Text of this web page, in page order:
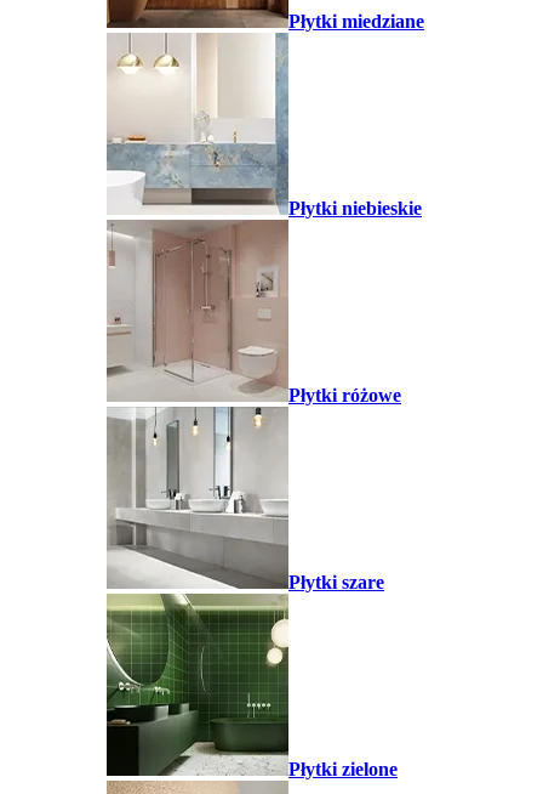
Płytki miedziane
Płytki niebieskie
Płytki różowe
Płytki szare
Płytki zielone